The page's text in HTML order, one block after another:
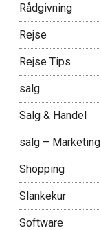
Rådgivning
Rejse
Rejse Tips
salg
Salg & Handel
salg – Marketing
Shopping
Slankekur
Software